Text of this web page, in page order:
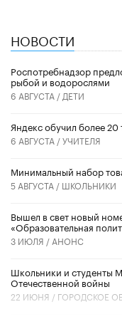
НОВОСТИ
Роспотребнадзор
рыбой и водорослями
6 АВГУСТА / ДЕТИ
​Яндекс обучил более 20
6 АВГУСТА /УЧИТЕЛЯ
Минимальный набор
5 АВГУСТА / ШКОЛЬНИКИ
Вышел в свет новый
«Образовательная
3 ИЮЛЯ / АНОНС
Школьники и студенты
Отечественной войны
22 ИЮНЯ / ГОРОДСКОЕ